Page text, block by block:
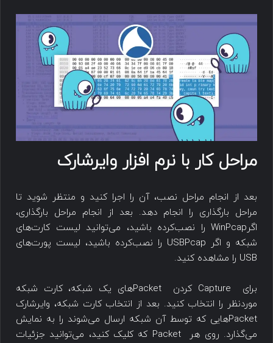
مراحل کار با نرم افزار وایرشارک
بعد از انجام مراحل نصب، آن را اجرا کنید و منتظر شوید تا
مراحل بارگذاری را انجام دهد. بعد از انجام مراحل بارگذاری،
اگرWinPcap را نصب‌کرده باشید، می‌توانید لیست کارت‌های
شبکه و اگر USBPcap را نصب‌کرده باشید، لیست پورت‌های
USB را مشاهده کنید.
برای Capture کردن Packetهای یک شبکه، کارت شبکه
موردنظر را انتخاب کنید. بعد از انتخاب کارت شبکه، وایرشارک
Packetهایی که توسط آن شبکه ارسال می‌شوند را به نمایش
می‌گذارد. روی هر Packet که کلیک کنید، می‌توانید جزئیات